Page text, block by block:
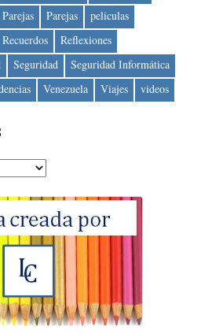
Parejas Parejas
peliculas
Recuerdos
Reflexiones
Seguridad
Seguridad Informática
Venezuela Viajes videos